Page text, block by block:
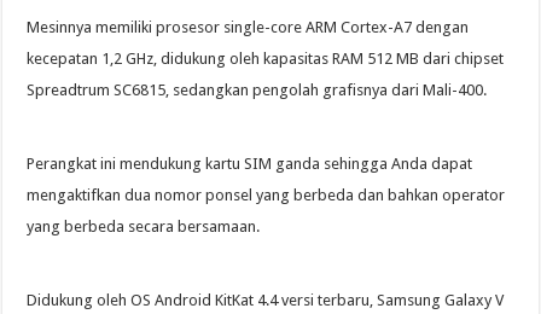
Mesinnya memiliki prosesor single-core ARM Cortex-A7 dengan
kecepatan 1,2 GHz, didukung oleh kapasitas RAM 512 MB dari chipset
Spreadtrum SC6815, sedangkan pengolah grafisnya dari Mali-400.
Perangkat ini mendukung kartu SIM ganda sehingga Anda dapat
mengaktifkan dua nomor ponsel yang berbeda dan bahkan operator
yang berbeda secara bersamaan.
Didukung oleh OS Android KitKat 4.4 versi terbaru, Samsung Galaxy V